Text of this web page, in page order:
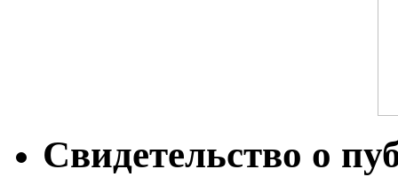
Свидетельство о